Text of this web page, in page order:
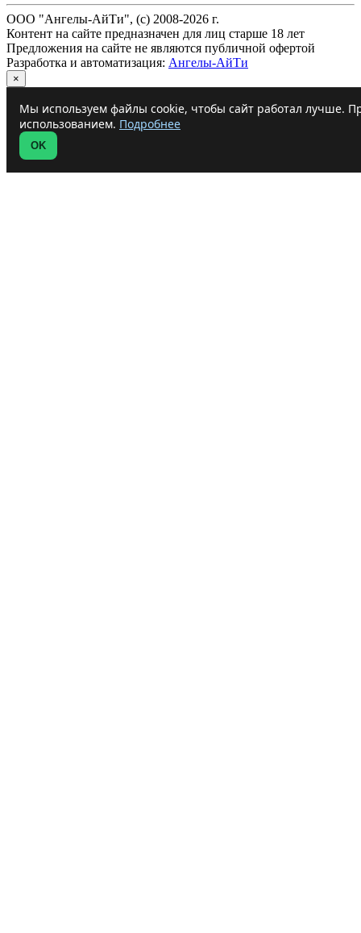
ООО "Ангелы-АйТи", (c) 2008-2026 г.
Контент на сайте предназначен для лиц старше 18 лет
Предложения на сайте не являются публичной офертой
Разработка и автоматизация: Ангелы-АйТи
×
Мы используем файлы cookie, чтобы сайт работал лучше.
использованием. Подробнее
OK